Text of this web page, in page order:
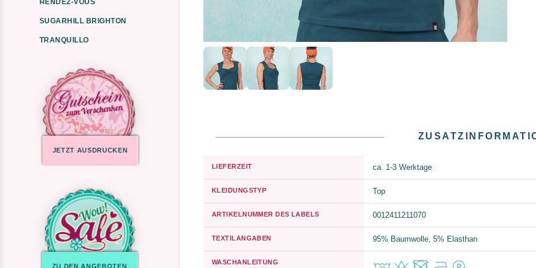
RENDEZ-VOUS
SUGARHILL BRIGHTON
TRANQUILLO
JETZT AUSDRUCKEN
ZU DEN ANGEBOTEN
LIEFERZEIT ca. 1-3 Werktage
KLEIDUNGSTYP Top
ARTIKELNUMMER DES LABELS 0012411211070
TEXTILANGABEN 95% Baumwolle, 5% Elasthan
WASCHANLEITUNG